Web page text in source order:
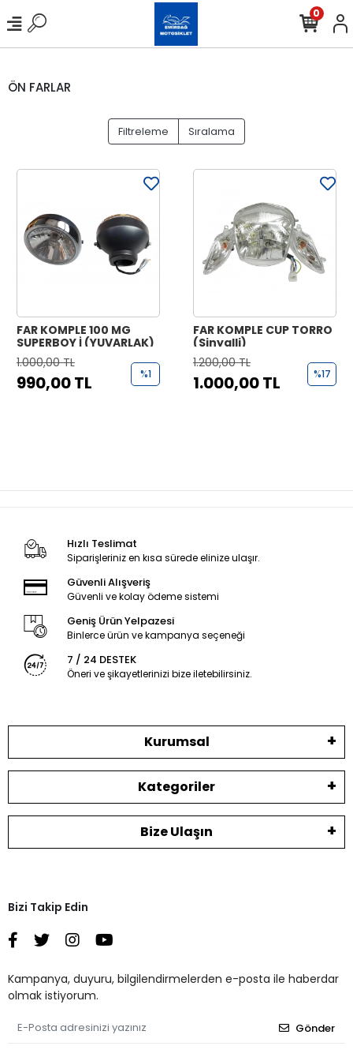
0
ÖN FARLAR
Filtreleme Sıralama
FAR KOMPLE 100 MG
SUPERBOY İ (YUVARLAK)
1.000,00 TL
990,00 TL %1
FAR KOMPLE CUP TORRO
(Sinyalli)
1.200,00 TL
1.000,00 TL %17
Hızlı Teslimat
Siparişleriniz en kısa sürede elinize ulaşır.
Güvenli Alışveriş
Güvenli ve kolay ödeme sistemi
Geniş Ürün Yelpazesi
Binlerce ürün ve kampanya seçeneği
7 / 24 DESTEK
Öneri ve şikayetlerinizi bize iletebilirsiniz.
Kurumsal
Kategoriler
Bize Ulaşın
Bizi Takip Edin
Kampanya, duyuru, bilgilendirmelerden e-posta ile haberdar
olmak istiyorum.
Gönder